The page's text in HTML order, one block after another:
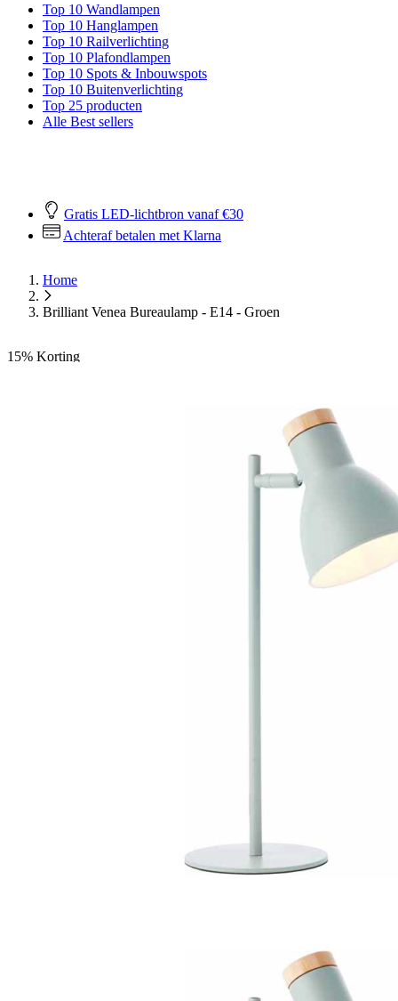
Top 10 Wandlampen
Top 10 Hanglampen
Top 10 Railverlichting
Top 10 Plafondlampen
Top 10 Spots & Inbouwspots
Top 10 Buitenverlichting
Top 25 producten
Alle Best sellers
Gratis LED-lichtbron vanaf €30
Achteraf betalen met Klarna
Home
Brilliant Venea Bureaulamp - E14 - Groen
15% Korting